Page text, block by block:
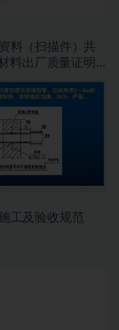
料（扫描件）共
料出厂质量证明
报告 6.8册
工及验收规范